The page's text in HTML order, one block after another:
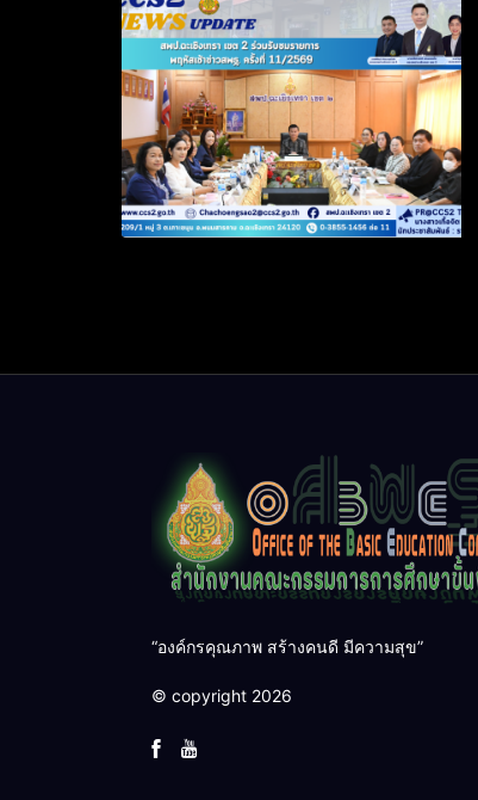
“องค์กรคุณภาพ สร้างคนดี มีความสุข”
© copyright 2026